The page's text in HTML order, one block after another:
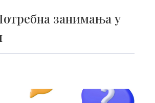
занимања у